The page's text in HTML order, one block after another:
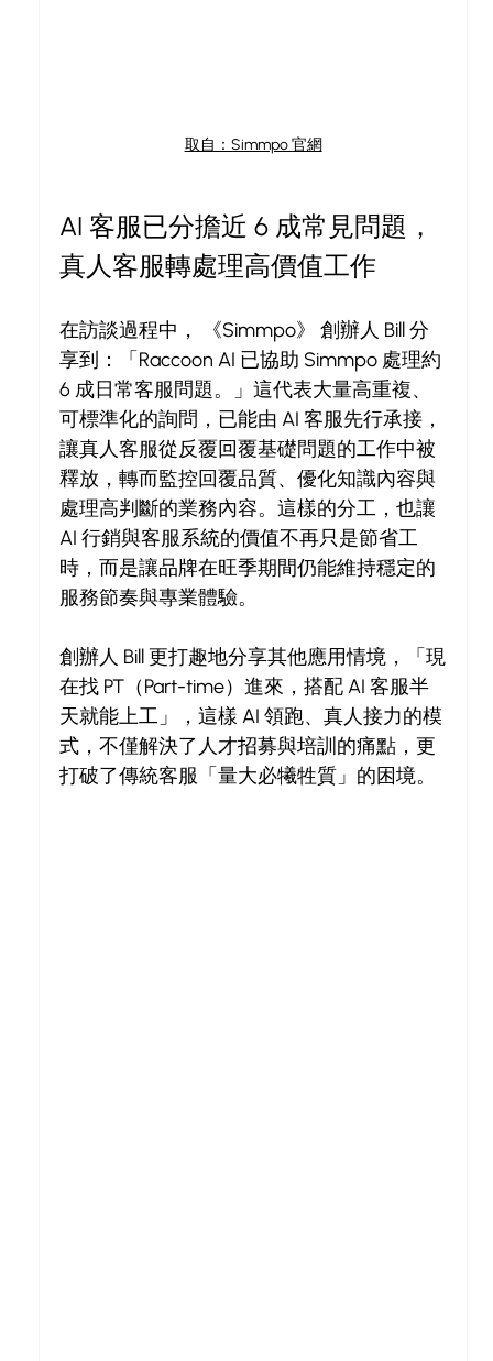
取自：Simmpo 官網
AI 客服已分擔近 6 成常見問題，
真人客服轉處理高價值工作
在訪談過程中， 《Simmpo》 創辦人 Bill 分
享到：「Raccoon AI 已協助 Simmpo 處理約
6 成日常客服問題。」這代表大量高重複、
可標準化的詢問，已能由 AI 客服先行承接，
讓真人客服從反覆回覆基礎問題的工作中被
釋放，轉而監控回覆品質、優化知識內容與
處理高判斷的業務內容。這樣的分工，也讓
AI 行銷與客服系統的價值不再只是節省工
時，而是讓品牌在旺季期間仍能維持穩定的
服務節奏與專業體驗。
創辦人 Bill 更打趣地分享其他應用情境，「現
在找 PT（Part-time）進來，搭配 AI 客服半
天就能上工」，這樣 AI 領跑、真人接力的模
式，不僅解決了人才招募與培訓的痛點，更
打破了傳統客服「量大必犧牲質」的困境。